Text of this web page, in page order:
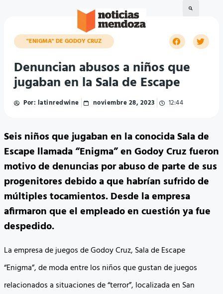
"ENIGMA" DE GODOY CRUZ
Denuncian abusos a niños que
jugaban en la Sala de Escape
Por: latinredwine noviembre 28, 2023 12:44
Seis niños que jugaban en la conocida Sala de
Escape llamada “Enigma” en Godoy Cruz fueron
motivo de denuncias por abuso de parte de sus
progenitores debido a que habrían sufrido de
múltiples tocamientos. Desde la empresa
afirmaron que el empleado en cuestión ya fue
despedido.
La empresa de juegos de Godoy Cruz, Sala de Escape
“Enigma”, de moda entre los niños que gustan de juegos
relacionados a situaciones de “terror”, localizada en San